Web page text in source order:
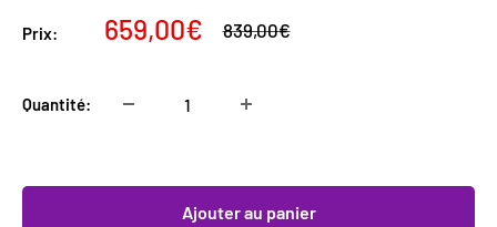
Prix:
Prix
659,00€
Prix
839,00€
Quantité:
Ajouter au panier